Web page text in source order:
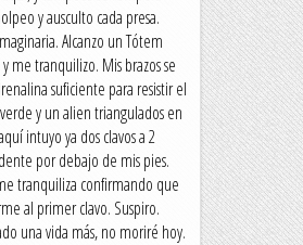
y ausculto cada presa.
Alcanzo un Tótem
me tranquilizo. Mis brazos se
suficiente para resistir el
y un alien triangulados en
intuyo ya dos clavos a 2
por debajo de mis pies.
tranquiliza confirmando que
al primer clavo. Suspiro.
una vida más, no moriré hoy.